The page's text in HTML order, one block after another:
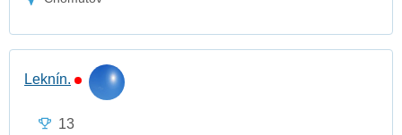
Leknín.
13